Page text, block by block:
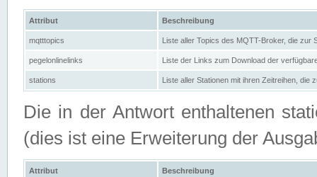
Attribut Beschreibung
mqtttopics Liste aller Topics des MQTT-Broker, die zur
pegelonlinelinks Liste der Links zum Download der
stations Liste aller Stationen mit ihren Zeitreihen, die
Die in der Antwort enthaltenen
(dies ist eine Erweiterung der
Attribut Beschreibung